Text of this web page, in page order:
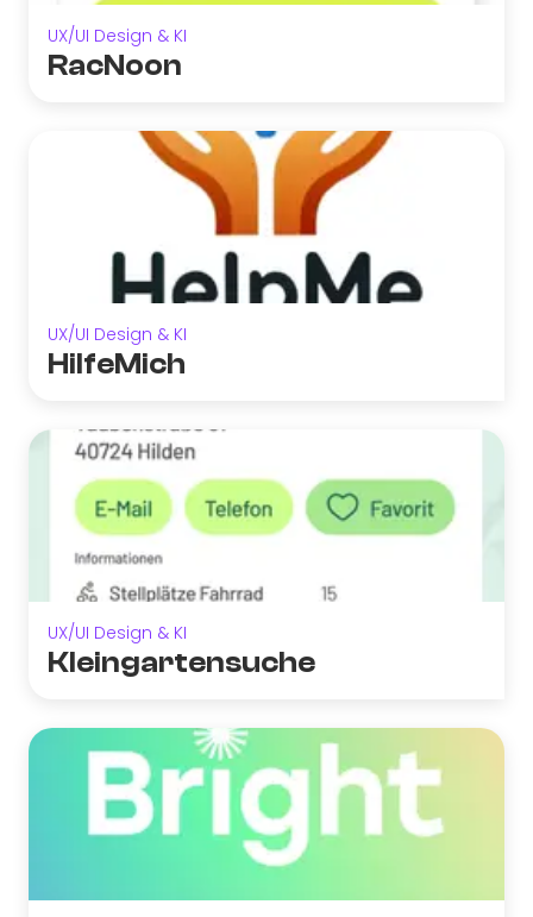
UX/UI Design & KI
RacNoon
UX/UI Design & KI
HilfeMich
UX/UI Design & KI
Kleingartensuche